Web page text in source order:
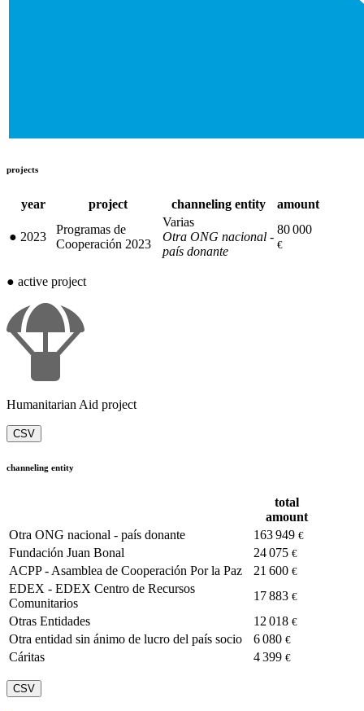
projects
year project channeling entity amount
● 2023
Programas de
Cooperación 2023
Varias
Otra ONG nacional -
país donante
80 000
€
● active project
Humanitarian Aid project
CSV
channeling entity
total
amount
Otra ONG nacional - país donante
163 949 €
Fundación Juan Bonal 24 075 €
ACPP - Asamblea de Cooperación Por la Paz 21 600 €
EDEX - EDEX Centro de Recursos
Comunitarios
17 883 €
Otras Entidades 12 018 €
Otra entidad sin ánimo de lucro del país socio 6 080 €
Cáritas 4 399 €
CSV